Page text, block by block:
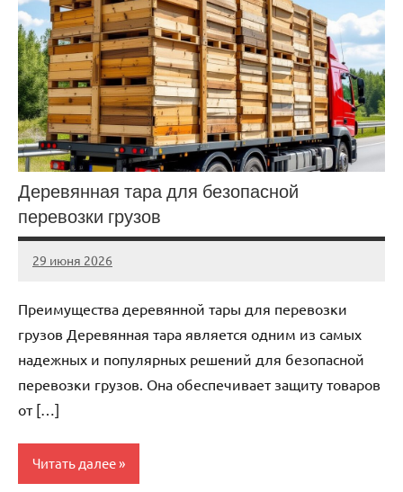
Деревянная тара для безопасной
перевозки грузов
29 июня 2026
Avtor
Нет
Преимущества деревянной тары для перевозки
грузов Деревянная тара является одним из самых
надежных и популярных решений для безопасной
перевозки грузов. Она обеспечивает защиту товаров
от […]
Читать далее